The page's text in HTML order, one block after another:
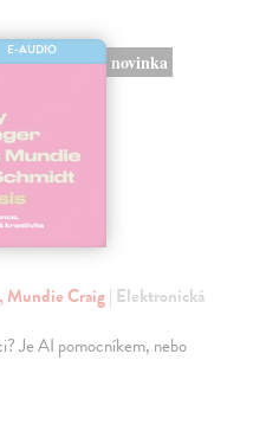
E-AUDIO
novinka
Mundie Craig| Elektronická
Je AI pomocníkem, nebo